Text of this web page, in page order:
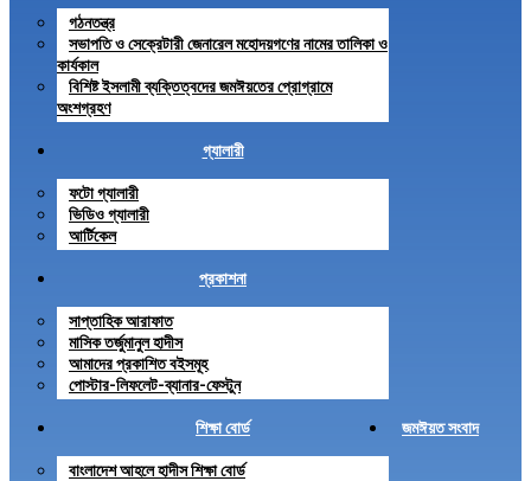
গঠনতন্ত্র
সভাপতি ও সেক্রেটারী জেনারেল মহোদয়গণের নামের তালিকা ও
কার্যকাল
বিশিষ্ট ইসলামী ব্যক্তিত্বদের জমঈয়তের প্রোগ্রামে
অংশগ্রহণ
গ্যালারী
ফটো গ্যালারী
ভিডিও গ্যালারী
আর্টিকেল
প্রকাশনা
সাপ্তাহিক আরাফাত
মাসিক তর্জুমানুল হাদীস
আমাদের প্রকাশিত বইসমূহ
পোস্টার-লিফলেট-ব্যানার-ফেস্টুন
শিক্ষা বোর্ড
বাংলাদেশ আহলে হাদীস শিক্ষা বোর্ড
জমঈয়ত সংবাদ